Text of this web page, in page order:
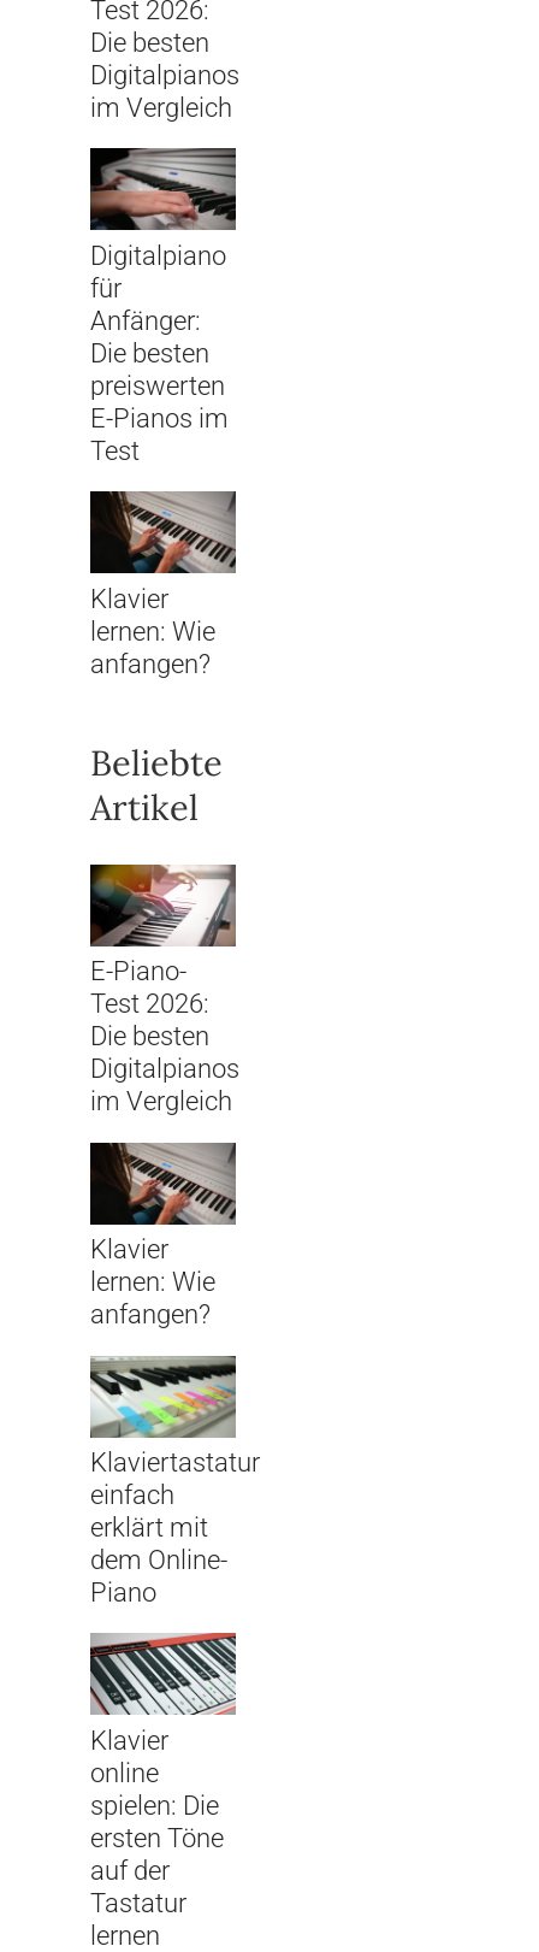
Test 2026:
Die besten
Digitalpianos
im Vergleich
Digitalpiano
für
Anfänger:
Die besten
preiswerten
E-Pianos im
Test
Klavier
lernen: Wie
anfangen?
Beliebte
Artikel
E-Piano-
Test 2026:
Die besten
Digitalpianos
im Vergleich
Klavier
lernen: Wie
anfangen?
Klaviertastatur
einfach
erklärt mit
dem Online-
Piano
Klavier
online
spielen: Die
ersten Töne
auf der
Tastatur
lernen